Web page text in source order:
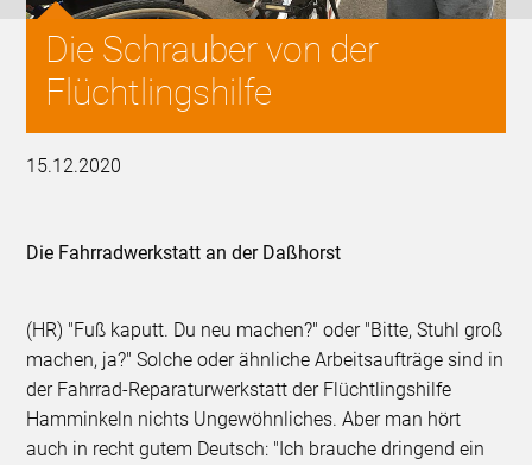
Die Schrauber von der
Flüchtlingshilfe
15.12.2020
Die Fahrradwerkstatt an der Daßhorst
(HR) "Fuß kaputt. Du neu machen?" oder "Bitte, Stuhl groß
machen, ja?" Solche oder ähnliche Arbeitsaufträge sind in
der Fahrrad-Reparaturwerkstatt der Flüchtlingshilfe
Hamminkeln nichts Ungewöhnliches. Aber man hört
auch in recht gutem Deutsch: "Ich brauche dringend ein